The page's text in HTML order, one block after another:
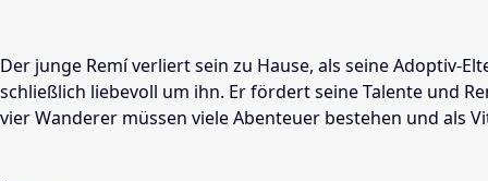
Der junge Remí verliert sein zu Hause, als seine
schließlich liebevoll um ihn. Er fördert seine Talente und
vier Wanderer müssen viele Abenteuer bestehen und als